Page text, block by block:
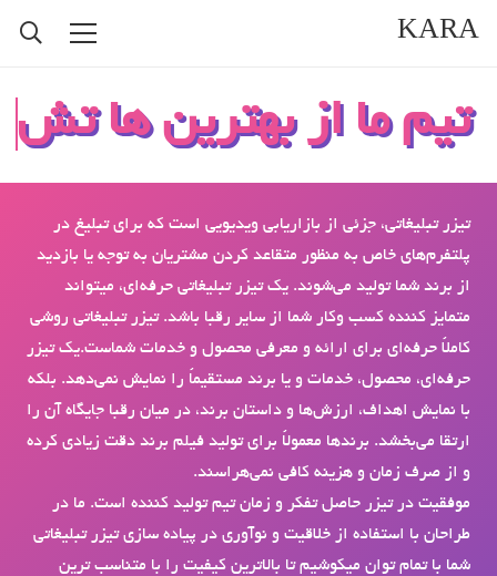
KARA
تیم ما از بهترین ها
تیزر تبلیغاتی، جزئی از بازاریابی ویدیویی است که برای تبلیغ در
پلتفرم‌های خاص به منظور متقاعد کردن مشتریان به توجه یا بازدید
از برند شما تولید می‌شوند. یک تیزر تبلیغاتی حرفه‌ای، می­تواند
متمایز کننده کسب ‌وکار شما از سایر رقبا باشد. تیزر تبلیغاتی روشی
کاملاً حرفه‌ای برای ارائه و معرفی محصول و خدمات شماست.یک تیزر
حرفه‌ای، محصول، خدمات و یا برند مستقیماً را نمایش نمی‌دهد. بلکه
با نمایش اهداف، ارزش‌ها و داستان برند، در میان رقبا جایگاه آن را
ارتقا می‌بخشد. برندها معمولاً برای تولید فیلم برند دقت زیادی کرده
و از صرف زمان و هزینه کافی نمی‌هراسند.
موفقیت در تیزر حاصل تفکر و زمان تیم تولید کننده است. ما در
طراحان با استفاده از خلاقیت و نوآوری در پیاده سازی تیزر تبلیغاتی
شما با تمام توان میکوشیم تا بالاترین کیفیت را با متناسب ترین